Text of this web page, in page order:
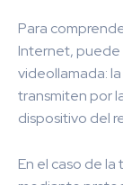
Para
Internet, puede
videollamada:
transmiten por
dispositivo del
En el caso de